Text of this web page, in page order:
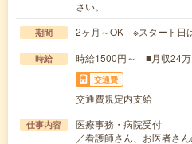
さい。
期間 2ヶ月～OK ※スタート日
時給 時給1500円～ ■月収24万
交通費
交通費規定内支給
仕事内容
医療事務・病院受付
／看護師さん、お医者さ